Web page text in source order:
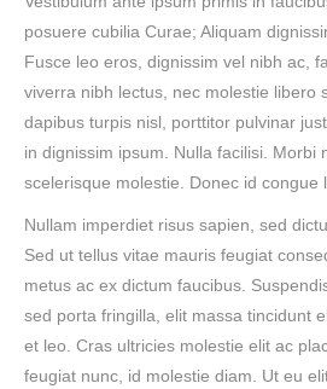
posuere cubilia Curae; Aliquam
Fusce leo eros, dignissim vel nibh ac,
viverra nibh lectus, nec molestie libero
dapibus turpis nisl, porttitor pulvinar
in dignissim ipsum. Nulla facilisi. Morbi
scelerisque molestie. Donec id congue
Nullam imperdiet risus sapien, sed
Sed ut tellus vitae mauris feugiat
metus ac ex dictum faucibus.
sed porta fringilla, elit massa tincidunt
et leo. Cras ultricies molestie elit ac
feugiat nunc, id molestie diam. Ut eu